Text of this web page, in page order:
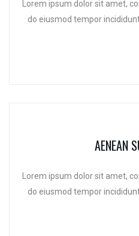
Lorem ipsum dolor sit amet,
do eiusmod tempor
AENEAN
Lorem ipsum dolor sit amet,
do eiusmod tempor